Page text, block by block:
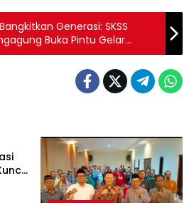
Generasi: SKSS
Buka Pintu Gelar
Kurang Mampu!